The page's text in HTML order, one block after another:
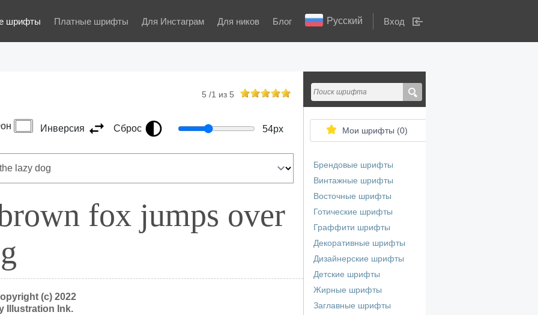
шрифты Платные шрифты Для Инстаграм Для ников Блог Русский Вход
5 /1 из 5
Инверсия Сброс 54px
fox jumps over
(c) 2022
Illustration Ink.
Мои шрифты (0)
Брендовые шрифты
Винтажные шрифты
Восточные шрифты
Готические шрифты
Граффити шрифты
Декоративные шрифты
Дизайнерские шрифты
Детские шрифты
Жирные шрифты
Заглавные шрифты